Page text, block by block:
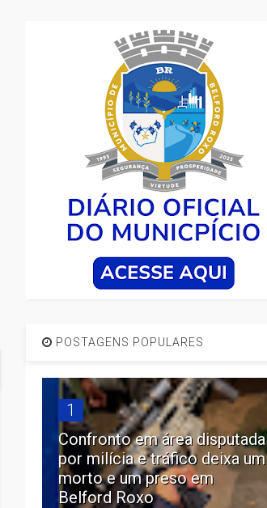
POSTAGENS POPULARES
1
Confronto em área disputada
por milícia e tráfico deixa um
morto e um preso em
Belford Roxo